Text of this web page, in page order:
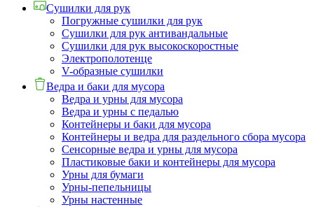
Сушилки для рук
Погружные сушилки для рук
Сушилки для рук антивандальные
Сушилки для рук высокоскоростные
Электрополотенце
V-образные сушилки
Ведра и баки для мусора
Ведра и урны для мусора
Ведра и урны с педалью
Контейнеры и баки для мусора
Контейнеры и ведра для раздельного сбора мусора
Сенсорные ведра и урны для мусора
Пластиковые баки и контейнеры для мусора
Урны для бумаги
Урны-пепельницы
Урны настенные